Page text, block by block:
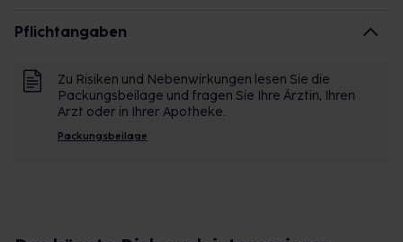
Pflichtangaben
Zu Risiken und Nebenwirkungen lesen Sie die
Packungsbeilage und fragen Sie Ihre Ärztin, Ihren
Arzt oder in Ihrer Apotheke.
Packungsbeilage